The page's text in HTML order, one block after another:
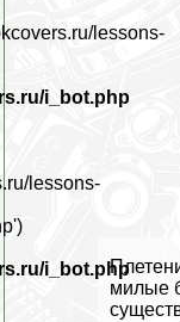
милые
lessons-
i_bot.php
lessons-
i_bot.php